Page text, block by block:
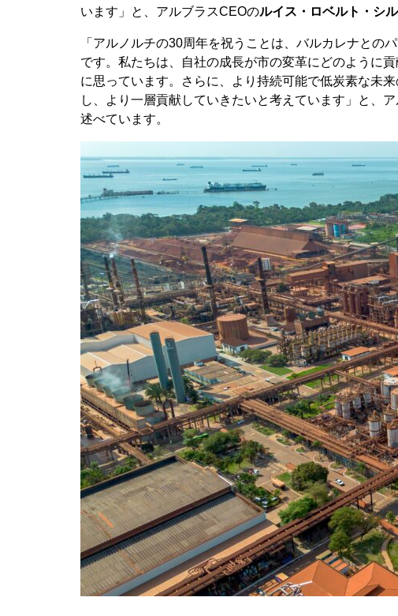
います」と、アルブラスCEOのルイス・ロベルト・シ
「アルノルチの30周年を祝うことは、バルカレナとの
です。私たちは、自社の成長が市の変革にどのように
に思っています。さらに、より持続可能で低炭素な未
し、より一層貢献していきたいと考えています」と、
述べています。